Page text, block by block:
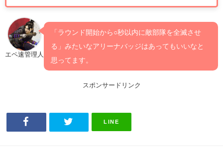
エペ速管理人
「ラウンド開始から○秒以内に敵部隊を全滅させ
る」みたいなアリーナバッジはあってもいいなと
思ってます。
スポンサードリンク
LINE